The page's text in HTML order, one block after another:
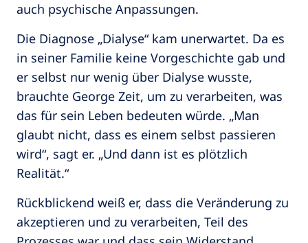
auch psychische Anpassungen.
Die Diagnose „Dialyse“ kam unerwartet. Da es
in seiner Familie keine Vorgeschichte gab und
er selbst nur wenig über Dialyse wusste,
brauchte George Zeit, um zu verarbeiten, was
das für sein Leben bedeuten würde. „Man
glaubt nicht, dass es einem selbst passieren
wird“, sagt er. „Und dann ist es plötzlich
Realität.“
Rückblickend weiß er, dass die Veränderung zu
akzeptieren und zu verarbeiten, Teil des